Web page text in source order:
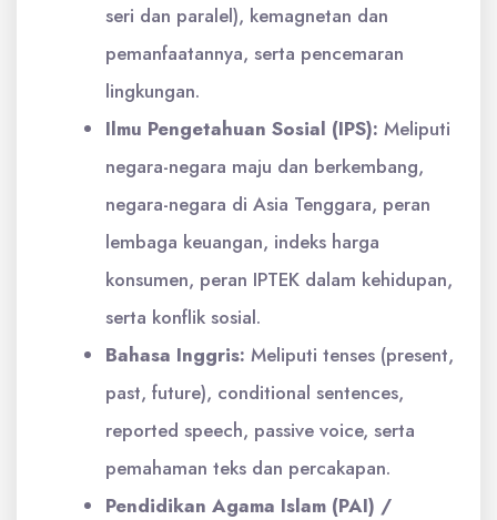
seri dan paralel), kemagnetan dan
pemanfaatannya, serta pencemaran
lingkungan.
Ilmu Pengetahuan Sosial (IPS): Meliputi
negara-negara maju dan berkembang,
negara-negara di Asia Tenggara, peran
lembaga keuangan, indeks harga
konsumen, peran IPTEK dalam kehidupan,
serta konflik sosial.
Bahasa Inggris: Meliputi tenses (present,
past, future), conditional sentences,
reported speech, passive voice, serta
pemahaman teks dan percakapan.
Pendidikan Agama Islam (PAI) /